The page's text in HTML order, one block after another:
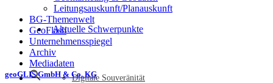
Aktuelle Schwerpunkte
Digitale Souveränität
Leitungsauskunft/Planauskunft
BG-Themenwelt
GeoFlash
Unternehmensspiegel
Archiv
Mediadaten
geoGLIS GmbH & Co. KG